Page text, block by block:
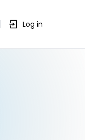
Log in